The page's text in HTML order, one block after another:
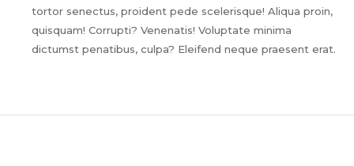
tortor senectus, proident pede scelerisque! Aliqua proin,
quisquam! Corrupti? Venenatis! Voluptate minima
dictumst penatibus, culpa? Eleifend neque praesent erat.